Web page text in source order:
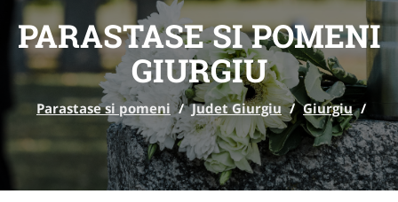
PARASTASE SI POMENI
GIURGIU
Parastase si pomeni / Judet Giurgiu / Giurgiu /